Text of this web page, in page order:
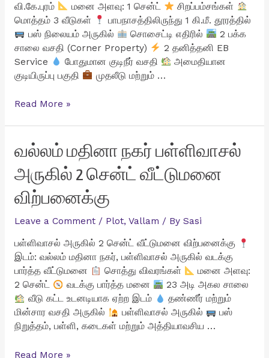
வி.கே.புரம்
மனை அளவு: 1 சென்ட்
சிறப்பம்சங்கள்
மொத்தம் 3 வீடுகள்
பாபநாசத்திலிருந்து 1 கி.மீ. தூரத்தில்
பஸ் நிலையம் அருகில்
சொசைட்டி எதிரில்
2 பக்க
சாலை வசதி (Corner Property)
2 தனித்தனி EB
Service
போதுமான குடிநீர் வசதி
அமைதியான
குடியிருப்பு பகுதி
முதலீடு மற்றும் …
வி.கே.புரத்தில்
வீடுகள்
விற்பனைக்கு
Read More »
வல்லம் மதினா நகர் பள்ளிவாசல்
அருகில் 2 சென்ட் வீட்டுமனை
விற்பனைக்கு
Leave a Comment / Plot, Vallam / By Sasi
பள்ளிவாசல் அருகில் 2 சென்ட் வீட்டுமனை விற்பனைக்கு
இடம்: வல்லம் மதினா நகர், பள்ளிவாசல் அருகில் வடக்கு
பார்த்த வீட்டுமனை
சொத்து விவரங்கள்
மனை அளவு:
2 சென்ட்
வடக்கு பார்த்த மனை
23 அடி அகல சாலை
வீடு கட்ட உடனடியாக ஏற்ற இடம்
தண்ணீர் மற்றும்
மின்சார வசதி அருகில்
பள்ளிவாசல் அருகில்
பஸ்
நிறுத்தம், பள்ளி, கடைகள் மற்றும் அத்தியாவசிய …
வல்லம்
Read More »